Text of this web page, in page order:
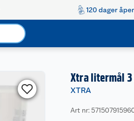
120 dager
Xtra litermål
XTRA
Art nr: